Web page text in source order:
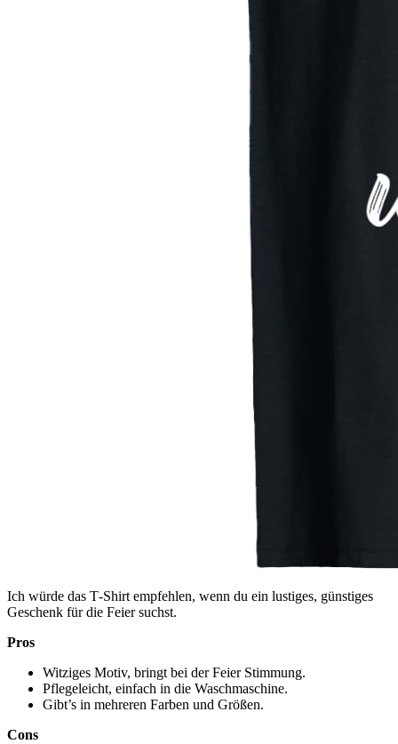
Ich würde das T‑Shirt empfehlen, wenn du ein lustiges, günstiges
Geschenk für die Feier suchst.
Pros
Witziges Motiv, bringt bei der Feier Stimmung.
Pflegeleicht, einfach in die Waschmaschine.
Gibt’s in mehreren Farben und Größen.
Cons